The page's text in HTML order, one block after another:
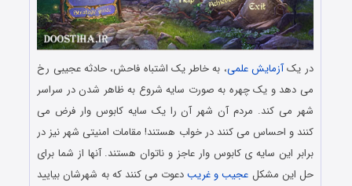
در یکآزمایش علمی، به خاطر یک اشتباه فاحش، حادثه عجیبی رخ
می دهد و یک چهره به صورت سایه شروع به ظاهر شدن در سراسر
شهر می کند. مردم آن شهر آن را یک سایه کابوس وار فرض می
کنند و احساس می کنند در خواب هستند! مقامات امنیتی شهر نیز در
برابر این سایه ی کابوس وار عاجز و ناتوان هستند. آنها از شما برای
حل این مشکل عجیب و غریبدعوت می کنند که به شهرشان بیایید